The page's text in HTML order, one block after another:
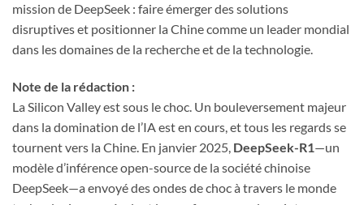
mission de DeepSeek : faire émerger des solutions
disruptives et positionner la Chine comme un leader mondial
dans les domaines de la recherche et de la technologie.
Note de la rédaction :
La Silicon Valley est sous le choc. Un bouleversement majeur
dans la domination de l’IA est en cours, et tous les regards se
tournent vers la Chine. En janvier 2025, DeepSeek-R1—un
modèle d’inférence open-source de la société chinoise
DeepSeek—a envoyé des ondes de choc à travers le monde